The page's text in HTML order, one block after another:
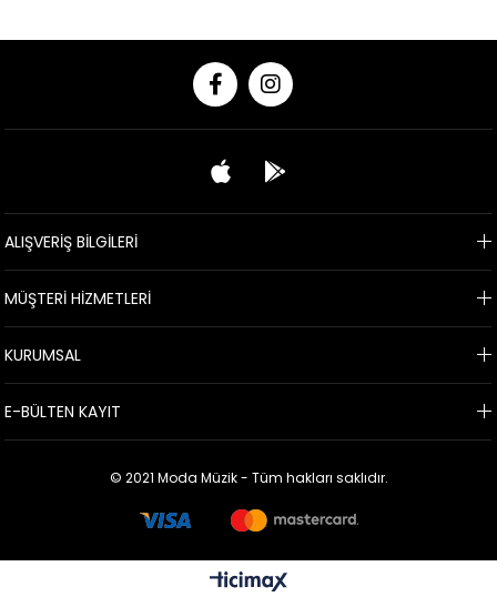
ALIŞVERİŞ BİLGİLERİ
MÜŞTERİ HİZMETLERİ
KURUMSAL
E-BÜLTEN KAYIT
© 2021 Moda Müzik - Tüm hakları saklıdır.